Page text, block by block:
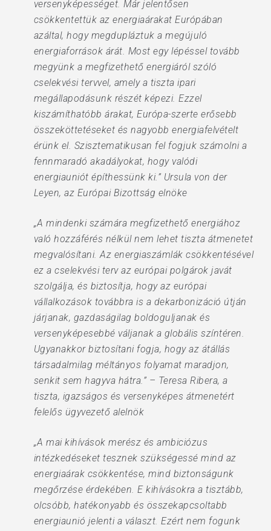
versenyképességet. Már jelentősen
csökkentettük az energiaárakat Európában
azáltal, hogy megdupláztuk a megújuló
energiaforrások árát. Most egy lépéssel tovább
megyünk a megfizethető energiáról szóló
cselekvési tervvel, amely a tiszta ipari
megállapodásunk részét képezi. Ezzel
kiszámíthatóbb árakat, Európa-szerte erősebb
összeköttetéseket és nagyobb energiafelvételt
érünk el. Szisztematikusan fel fogjuk számolni a
fennmaradó akadályokat, hogy valódi
energiauniót építhessünk ki.” Ursula von der
Leyen, az Európai Bizottság elnöke
„A mindenki számára megfizethető energiához
való hozzáférés nélkül nem lehet tiszta átmenetet
megvalósítani. Az energiaszámlák csökkentésével
ez a cselekvési terv az európai polgárok javát
szolgálja, és biztosítja, hogy az európai
vállalkozások továbbra is a dekarbonizáció útján
járjanak, gazdaságilag boldoguljanak és
versenyképesebbé váljanak a globális színtéren.
Ugyanakkor biztosítani fogja, hogy az átállás
társadalmilag méltányos folyamat maradjon,
senkit sem hagyva hátra.” – Teresa Ribera, a
tiszta, igazságos és versenyképes átmenetért
felelős ügyvezető alelnök
„A mai kihívások merész és ambiciózus
intézkedéseket tesznek szükségessé mind az
energiaárak csökkentése, mind biztonságunk
megőrzése érdekében. E kihívásokra a tisztább,
olcsóbb, hatékonyabb és összekapcsoltabb
energiaunió jelenti a választ. Ezért nem fogunk